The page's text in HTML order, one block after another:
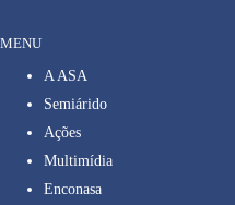
MENU
A ASA
Semiárido
Ações
Multimídia
Enconasa